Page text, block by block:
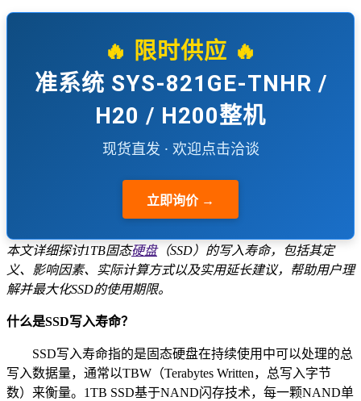
🔥 限时供应 🔥
准系统 SYS-821GE-TNHR /
H20 / H200整机
现货直发 · 欢迎点击洽谈
立即询价 →
本文详细探讨1TB固态硬盘（SSD）的写入寿命，包括其定
义、影响因素、实际计算方式以及实用延长建议，帮助用户理
解并最大化SSD的使用期限。
什么是SSD写入寿命？
SSD写入寿命指的是固态硬盘在持续使用中可以处理的总
写入数据量，通常以TBW（Terabytes Written，总写入字节
数）来衡量。1TB SSD基于NAND闪存技术，每一颗NAND单